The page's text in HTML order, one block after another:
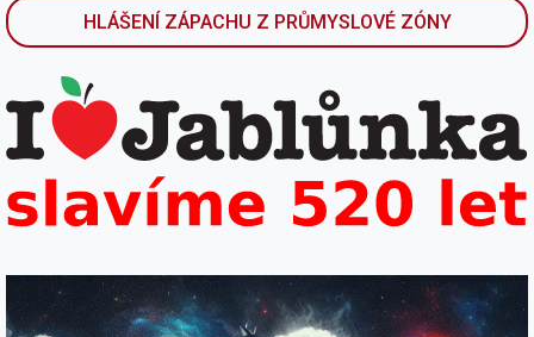
HLÁŠENÍ ZÁPACHU Z PRŮMYSLOVÉ ZÓNY